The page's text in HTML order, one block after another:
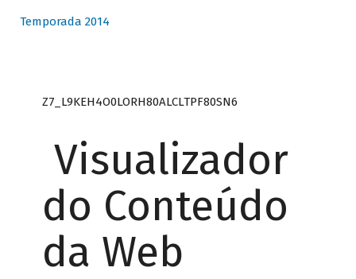
Temporada 2014
Z7_L9KEH4O0LORH80ALCLTPF80SN6
Visualizador
do Conteúdo
da Web